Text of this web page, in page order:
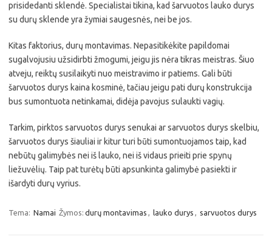
prisidedanti sklendė. Specialistai tikina, kad šarvuotos lauko durys
su durų sklende yra žymiai saugesnės, nei be jos.
Kitas faktorius, durų montavimas. Nepasitikėkite papildomai
sugalvojusiu užsidirbti žmogumi, jeigu jis nėra tikras meistras. Šiuo
atveju, reiktų susilaikyti nuo meistravimo ir patiems. Gali būti
šarvuotos durys kaina kosminė, tačiau jeigu pati durų konstrukcija
bus sumontuota netinkamai, didėja pavojus sulaukti vagių.
Tarkim, pirktos sarvuotos durys senukai ar sarvuotos durys skelbiu,
šarvuotos durys šiauliai ir kitur turi būti sumontuojamos taip, kad
nebūtų galimybės nei iš lauko, nei iš vidaus prieiti prie spynų
liežuvėlių. Taip pat turėtų būti apsunkinta galimybė pasiekti ir
išardyti durų vyrius.
Tema: Namai Žymos: durų montavimas , lauko durys , sarvuotos durys